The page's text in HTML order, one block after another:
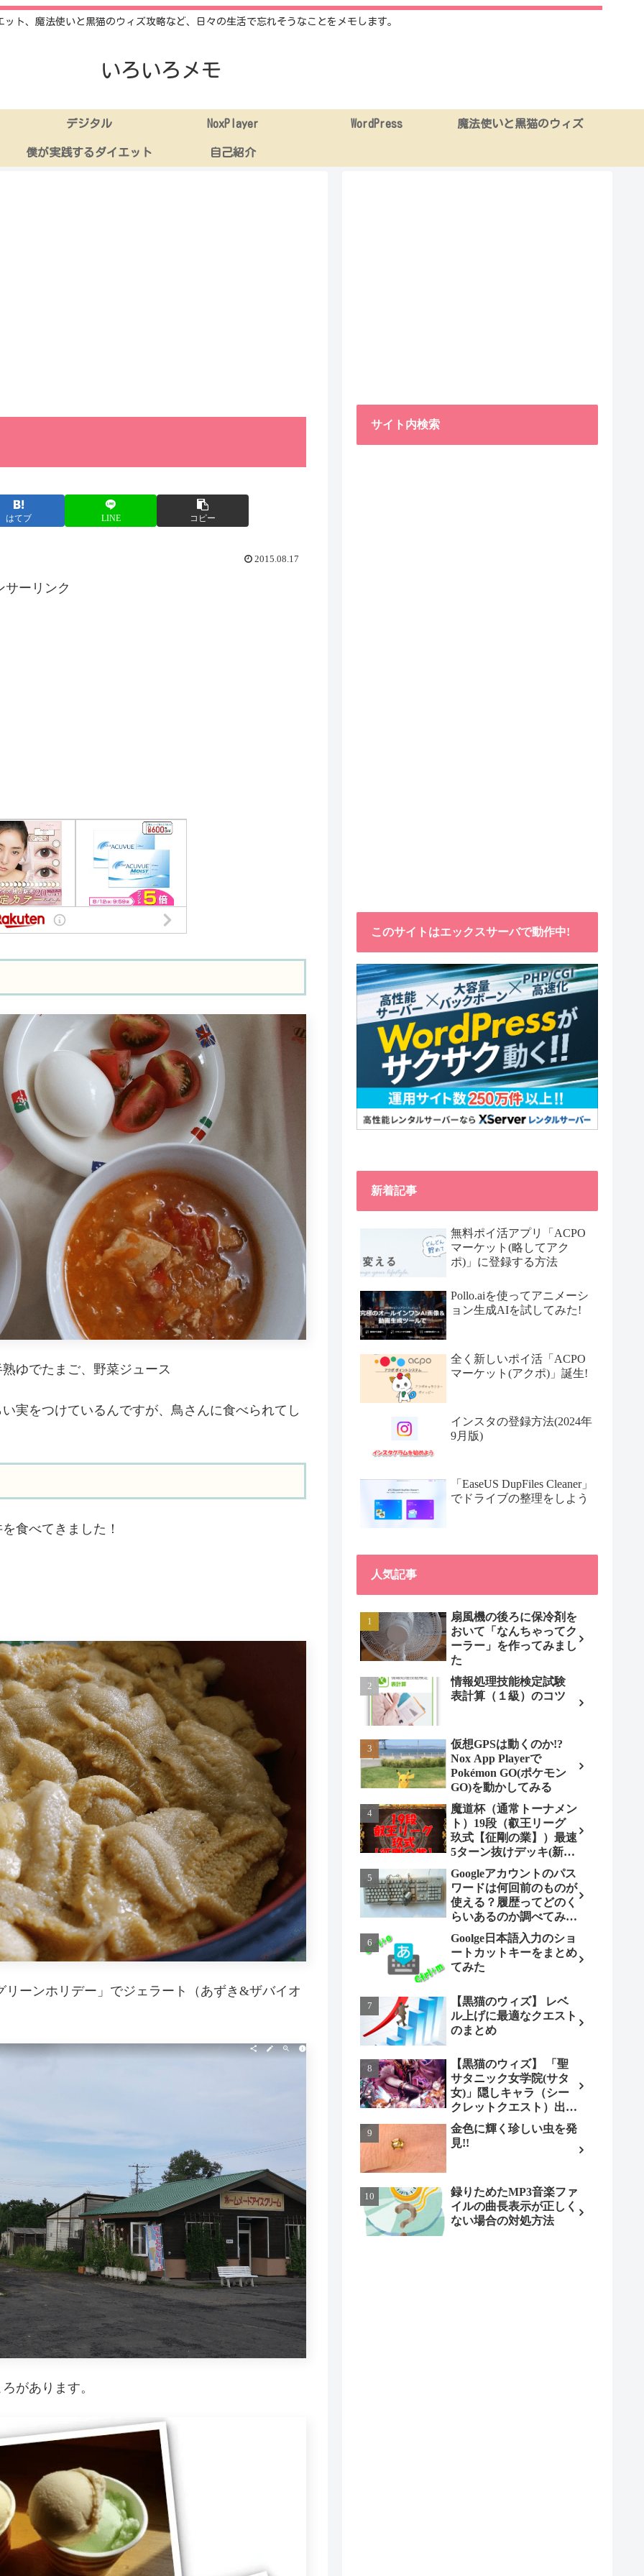
ット、魔法使いと黒猫のウィズ攻略など、日々の生活で忘れそうなことをメモします。
いろいろメモ
デジタル NoxPlayer WordPress 魔法使いと黒猫のウィズ
僕が実践するダイエット 自己紹介
はてブ LINE コピー
2015.08.17
サーリンク
ゆでたまご、野菜ジュース
実をつけているんですが、鳥さんに食べられてし
食べてきました！
ーンホリデー」でジェラート（あずき&ザバイオ
があります。
サイト内検索
このサイトはエックスサーバで動作中!
新着記事
無料ポイ活アプリ「ACPO
マーケット(略してアク
ポ)」に登録する方法
Pollo.aiを使ってアニメーシ
ョン生成AIを試してみた!
全く新しいポイ活「ACPO
マーケット(アクポ)」誕生!
インスタの登録方法(2024年
9月版)
「EaseUS DupFiles Cleaner」
でドライブの整理をしよう
人気記事
扇風機の後ろに保冷剤を
おいて「なんちゃってク
ーラー」を作ってみまし
た
情報処理技能検定試験
表計算（１級）のコツ
仮想GPSは動くのか!?
Nox App Playerで
Pokémon GO(ポケモン
GO)を動かしてみる
魔道杯（通常トーナメン
ト）19段（叡王リーグ
玖式【征剛の業】）最速
5ターン抜けデッキ(新パ
ターン)!
Googleアカウントのパス
ワードは何回前のものが
使える？履歴ってどのく
らいあるのか調べてみま
した。
Goolge日本語入力のショ
ートカットキーをまとめ
てみた
【黒猫のウィズ】 レベ
ル上げに最適なクエスト
のまとめ
【黒猫のウィズ】 「聖
サタニック女学院(サタ
女)」隠しキャラ（シー
クレットクエスト）出現
条件とは（ノーマル編）
金色に輝く珍しい虫を発
見!!
録りためたMP3音楽ファ
イルの曲長表示が正しく
ない場合の対処方法